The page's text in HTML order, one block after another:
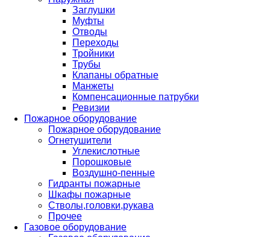
Заглушки
Муфты
Отводы
Переходы
Тройники
Трубы
Клапаны обратные
Манжеты
Компенсационные патрубки
Ревизии
Пожарное оборудование
Пожарное оборудование
Огнетушители
Углекислотные
Порошковые
Воздушно-пенные
Гидранты пожарные
Шкафы пожарные
Стволы,головки,рукава
Прочее
Газовое оборудование